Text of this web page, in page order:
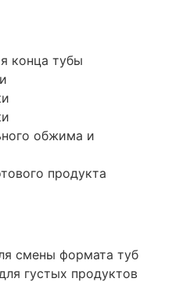
конца тубы
обжима и
продукта
смены формата туб
густых продуктов